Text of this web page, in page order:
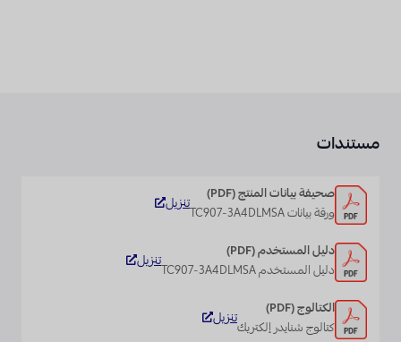
مستندات
صحيفة بيانات المنتج (PDF)
ورقة بيانات TC907-3A4DLMSA
تنزيل
دليل المستخدم (PDF)
دليل المستخدم TC907-3A4DLMSA
تنزيل
الكتالوج (PDF)
كتالوج شنايدر إلكتريك
تنزيل